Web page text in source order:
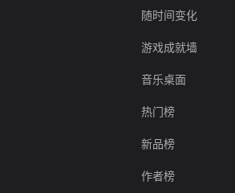
随时间变化
游戏成就墙
音乐桌面
热门榜
新品榜
作者榜